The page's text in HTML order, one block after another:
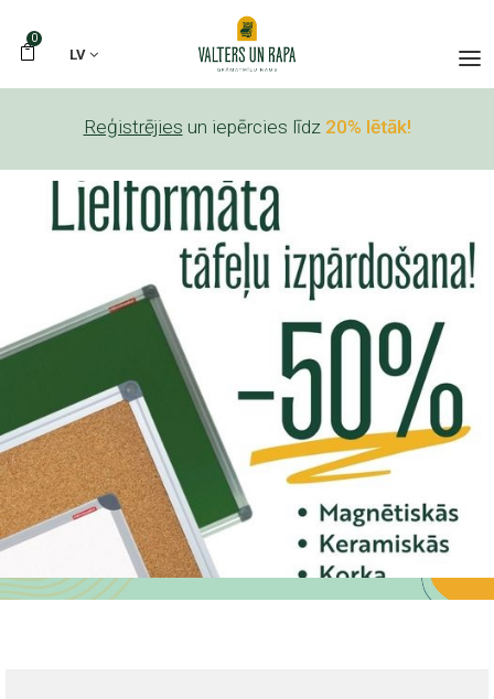
0
LV
Reģistrējies un iepērcies līdz 20% lētāk!